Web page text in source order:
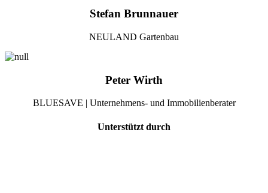
Stefan Brunnauer
NEULAND Gartenbau
Peter Wirth
BLUESAVE | Unternehmens- und Immobilienberater
Unterstützt durch